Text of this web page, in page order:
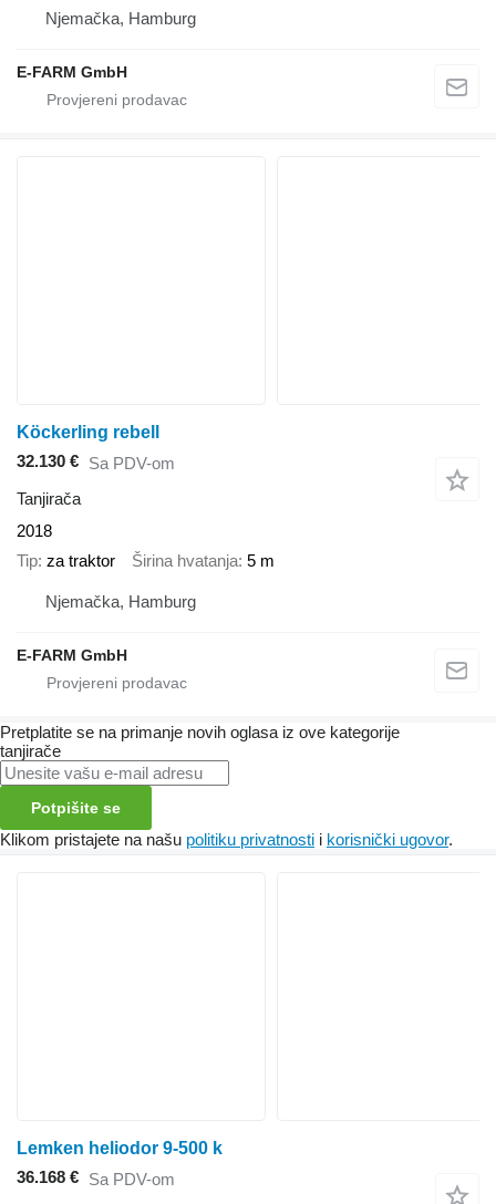
Njemačka, Hamburg
E-FARM GmbH
Köckerling rebell
32.130 € Sa PDV-om
Tanjirača
2018
Tip za traktor Širina hvatanja 5 m
Njemačka, Hamburg
E-FARM GmbH
Pretplatite se na primanje novih oglasa iz ove kategorije
tanjirače
Potpišite se
Klikom pristajete na našu politiku privatnosti i korisnički ugovor.
Lemken heliodor 9-500 k
36.168 € Sa PDV-om